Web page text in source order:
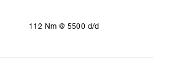
112 Nm @ 5500 d/d